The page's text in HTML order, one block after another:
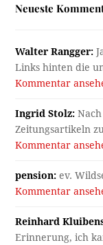
Neueste
Walter Rangger:
Links hinten die
Kommentar
Ingrid Stolz:
Zeitungsartikeln
Kommentar
pension: ev.
Kommentar
Reinhard
Erinnerung, ich